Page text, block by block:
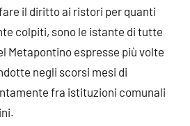
il diritto ai ristori per quanti
colpiti, sono le istante di tutte
Metapontino espresse più volte
negli scorsi mesi di
fra istituzioni comunali